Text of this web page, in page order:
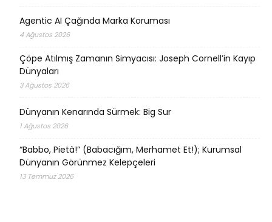
Agentic AI Çağında Marka Koruması
4 Ağustos 2026
Çöpe Atılmış Zamanın Simyacısı: Joseph Cornell’in Kayıp
Dünyaları
3 Ağustos 2026
Dünyanın Kenarında Sürmek: Big Sur
1 Ağustos 2026
“Babbo, Pietà!” (Babacığım, Merhamet Et!); Kurumsal
Dünyanın Görünmez Kelepçeleri
13 Temmuz 2026